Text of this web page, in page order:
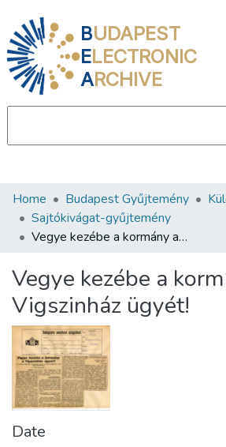
BUDAPEST
ELECTRONIC
ARCHIVE
Communities & Collections
All of DSpace
About us
Home Budapest Gyűjtemény
Sajtókivágat-gyűjtemény
Vegye kezébe a kormány a Vigszinház ügyét!
Vegye kezébe a
Vigszinház ügyét!
Date